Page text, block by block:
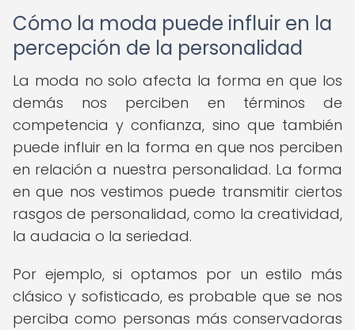
Cómo la moda puede influir en la
percepción de la personalidad
La moda no solo afecta la forma en que los
demás nos perciben en términos de
competencia y confianza, sino que también
puede influir en la forma en que nos perciben
en relación a nuestra personalidad. La forma
en que nos vestimos puede transmitir ciertos
rasgos de personalidad, como la creatividad,
la audacia o la seriedad.
Por ejemplo, si optamos por un estilo más
clásico y sofisticado, es probable que se nos
perciba como personas más conservadoras